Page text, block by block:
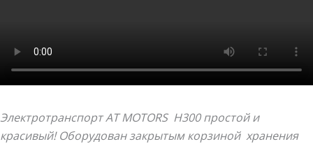
Электротранспорт AT MOTORS H300 простой и
красивый! Оборудован закрытым корзиной хранения